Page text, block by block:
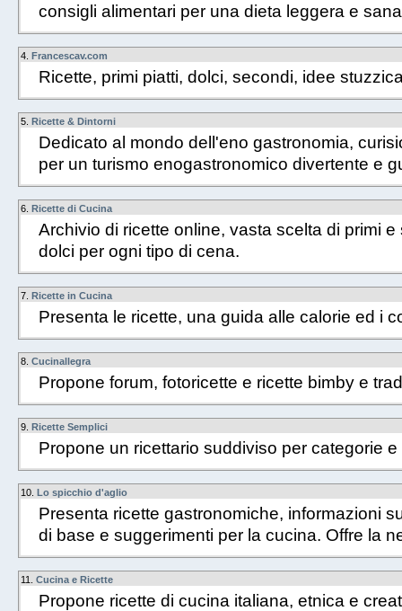
consigli alimentari per una dieta leggera e
4. Francescav.com
Ricette, primi piatti, dolci, secondi, idee
5. Ricette & Dintorni
Dedicato al mondo dell'eno gastronomia,
per un turismo enogastronomico divertente e
6. Ricette di Cucina
Archivio di ricette online, vasta scelta di primi
dolci per ogni tipo di cena.
7. Ricette in Cucina
Presenta le ricette, una guida alle calorie ed i
8. Cucinallegra
Propone forum, fotoricette e ricette bimby e
9. Ricette Semplici
Propone un ricettario suddiviso per categorie
10. Lo spicchio d'aglio
Presenta ricette gastronomiche, informazioni
di base e suggerimenti per la cucina. Offre la
11. Cucina e Ricette
Propone ricette di cucina italiana, etnica e